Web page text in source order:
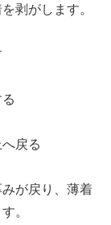
剥がします。
戻る
が戻り、薄着
。